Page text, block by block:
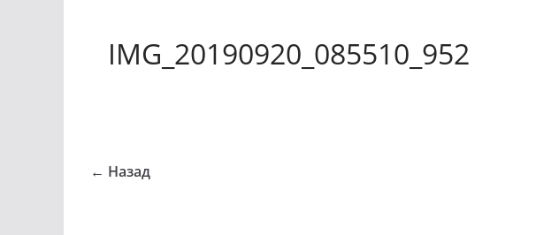
IMG_20190920_085510_952
← Назад